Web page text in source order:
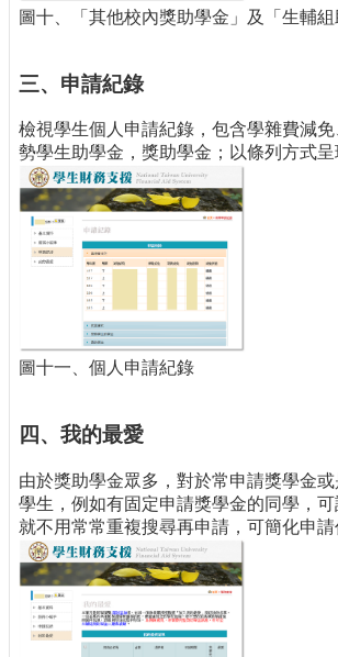
圖十、「其他校內獎助學金」及「生輔組
三、申請紀錄
檢視學生個人申請紀錄，包含學雜費減
勢學生助學金，獎助學金；以條列方式呈
圖十一、個人申請紀錄
四、我的最愛
由於獎助學金眾多，對於常申請獎學金
學生，例如有固定申請獎學金的同學，可
就不用常常重複搜尋再申請，可簡化申請